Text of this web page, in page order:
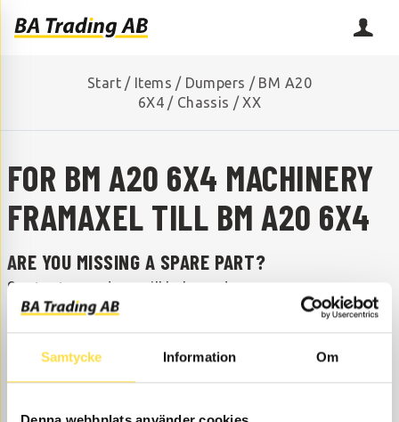
Samtycke Information Om
Start / Items / Dumpers / BM A20
6X4 / Chassis / XX
FOR BM A20 6X4 MACHINERY
FRAMAXEL TILL BM A20 6X4
ARE YOU MISSING A SPARE PART?
Contact us and we will help you!
+46 (0) 152-32500
to BM A20 6X4 dumpers are available as parts here at
BA Trading. Our machinery parts to dumpers are
refurbished machinery parts both original and non-